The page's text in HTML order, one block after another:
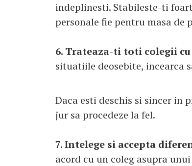
indeplinesti. Stabileste-ti
personale fie pentru masa
6. Trateaza-ti toti colegii cu
situatiile deosebite, incearca
Daca esti deschis si sincer in
jur sa procedeze la fel.
7. Intelege si accepta
acord cu un coleg asupra